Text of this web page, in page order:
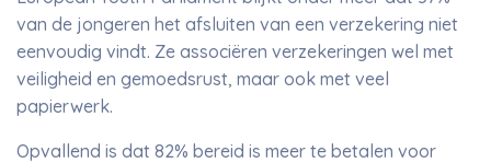
van de jongeren het afsluiten van een verzekering niet
eenvoudig vindt. Ze associëren verzekeringen wel met
veiligheid en gemoedsrust, maar ook met veel
papierwerk.
Opvallend is dat 82% bereid is meer te betalen voor